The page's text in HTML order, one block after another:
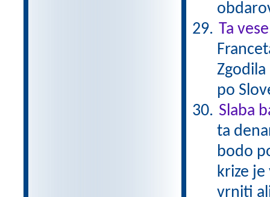
Ta
po
Slaba
ta
bodo
krize
vrniti